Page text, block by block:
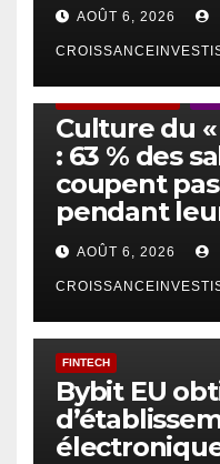
AOÛT 6, 2026
Culture du
: 63 % des
coupent
pendant
AOÛT 6, 2026
FINTECH
Bybit EU